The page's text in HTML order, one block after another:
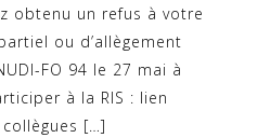
obtenu un refus à votre
ou d’allègement
FO 94 le 27 mai à
à la RIS : lien
[…]